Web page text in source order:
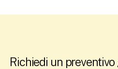
Richiedi un